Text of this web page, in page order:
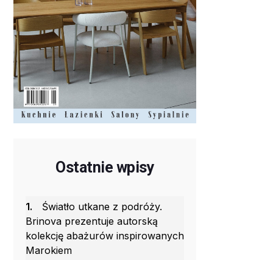
Ostatnie wpisy
1.
Światło utkane z podróży.
Brinova prezentuje autorską
kolekcję abażurów inspirowanych
Marokiem